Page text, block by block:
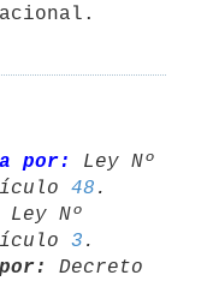
por:
Ley Nº
48 .
Ley Nº
3 .